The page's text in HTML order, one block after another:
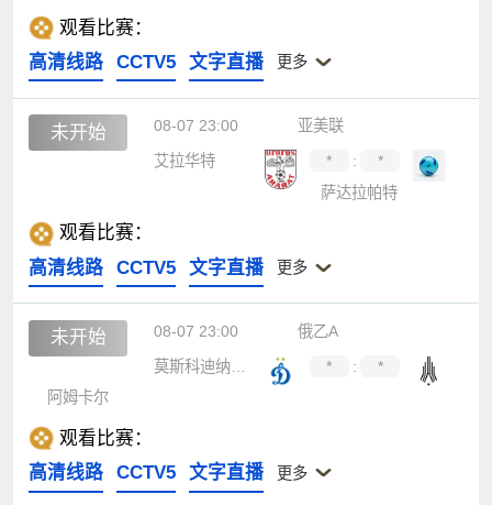
观看比赛：
高清线路
CCTV5 文字直播 更多
未开始 08-07 23:00
亚美联
艾拉华特
* :
*
萨达拉帕特
观看比赛：
高清线路
CCTV5 文字直播 更多
未开始 08-07 23:00
俄乙A
* :
*
阿姆卡尔
观看比赛：
高清线路
CCTV5 文字直播 更多